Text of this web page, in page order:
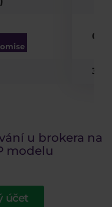
0.03
3.29
u brokera na
modelu
účet